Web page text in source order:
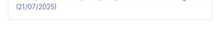
(21/07/2025)